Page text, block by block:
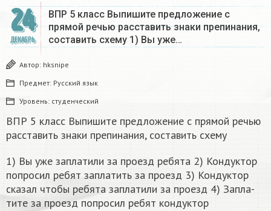
24
ДЕКАБРЬ
ВПР 5 класс Выпишите предложение с
прямой речью расставить знаки препинания,
составить схему 1) Вы уже…
Автор: hksnipe
Предмет: Русский язык
Уровень: студенческий
ВПР 5 класс Выпишите предложение с прямой речью
расставить знаки препинания, составить схему
1) Вы уже за­пла­ти­ли за про­езд ре­бя­та 2) Кон­дук­тор
по­про­сил ребят за­пла­тить за про­езд 3) Кон­дук­тор
ска­зал чтобы ре­бя­та за­пла­ти­ли за про­езд 4) За­пла­
ти­те за про­езд по­про­сил ребят кон­дук­тор​